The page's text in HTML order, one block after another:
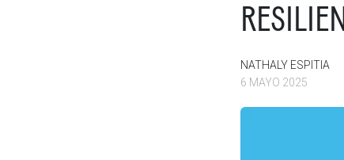
NATHALY ESPITIA
6 MAYO 2025